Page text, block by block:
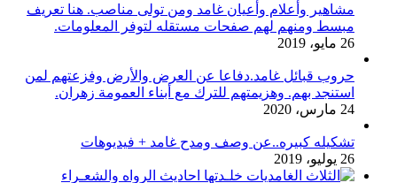
مشاهير وأعلام وأعيان غامد ومن تولى مناصب. هنا تعريف
مبسط ومنهم لهم صفحات مستقله لتوفر المعلومات.
26 مايو، 2019
حروب قبائل غامد.دفاعا عن العرض والأرض وفزعتهم لمن
استنجد بهم. وهزيمتهم للترك مع أبناء العمومة زهران.
24 مارس، 2020
تشكيله كبيره..عن وصف ومدح غامد + فيديوهات
26 يوليو، 2019